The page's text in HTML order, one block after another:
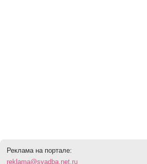
Реклама на портале:
reklama@svadba.net.ru